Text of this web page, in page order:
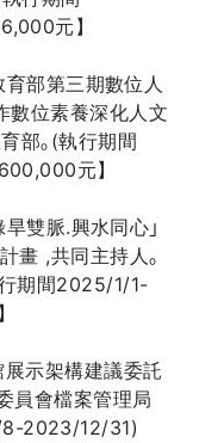
元】
部第三期數位人
數位素養深化人文
部｡(執行期間
元】
雙脈.興水同心｣
畫 ,共同主持人｡
期間2025/1/1-
示架構建議委託
員會檔案管理局
2023/12/31)